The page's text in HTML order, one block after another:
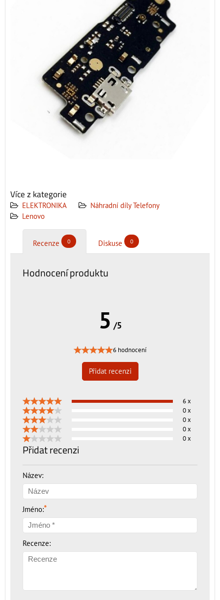
Více z kategorie
ELEKTRONIKA
Náhradní díly Telefony
Lenovo
Recenze 0 Diskuse 0
Hodnocení produktu
5 /5
6 hodnocení
Přidat recenzi
6 x
0 x
0 x
0 x
0 x
Přidat recenzi
Název:
Jméno:*
Recenze: